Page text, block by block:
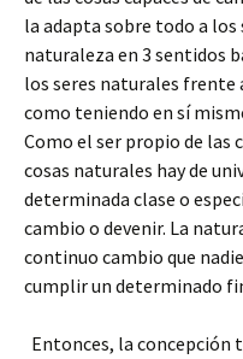
la adapta sobre todo a los
naturaleza en 3 sentidos
los seres naturales frente
como teniendo en sí
Como el ser propio de las
cosas naturales hay de
determinada clase o
cambio o devenir. La
continuo cambio que
cumplir un
Entonces, la concepción